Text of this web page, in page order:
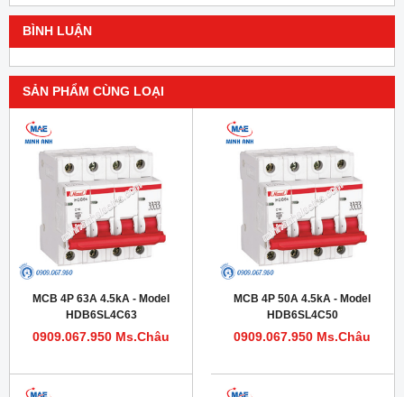
BÌNH LUẬN
SẢN PHẨM CÙNG LOẠI
MCB 4P 63A 4.5kA - Model
HDB6SL4C63
0909.067.950 Ms.Châu
MCB 4P 50A 4.5kA - Model
HDB6SL4C50
0909.067.950 Ms.Châu